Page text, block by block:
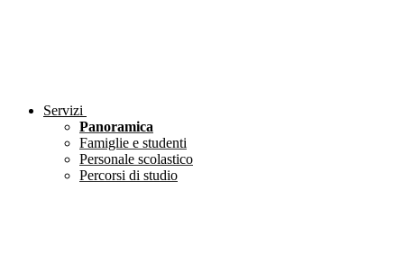
Servizi
Panoramica
Famiglie e studenti
Personale scolastico
Percorsi di studio